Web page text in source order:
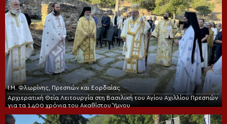
Ι.Μ. Φλωρίνης, Πρεσπών και Εορδαίας
Αρχιερατική Θεία Λειτουργία στη Βασιλική του Αγίου Αχιλλίου Πρεσπών
για τα 1.400 χρόνια του Ακαθίστου Ύμνου